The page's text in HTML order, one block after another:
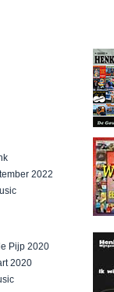
2022
Pijp 2020
2020